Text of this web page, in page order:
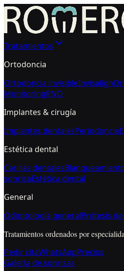
Tratamientos
Ortodoncia
Ortodoncia invisibleInvisalign
MonitoringRNO
Implantes & cirugía
Implantes dentalesPeriodoncia
Estética dental
Carillas dentales
sonrisaEstética dental
General
Odontología generalPrótesis
Tratamientos ordenados por
Pedir citaWhatsAppPrecios
Galería de sonrisas